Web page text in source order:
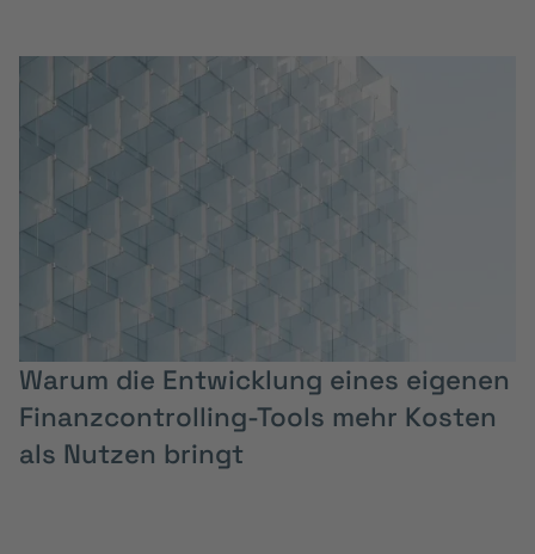
Warum die Entwicklung eines eigenen
Finanzcontrolling-Tools mehr Kosten
als Nutzen bringt